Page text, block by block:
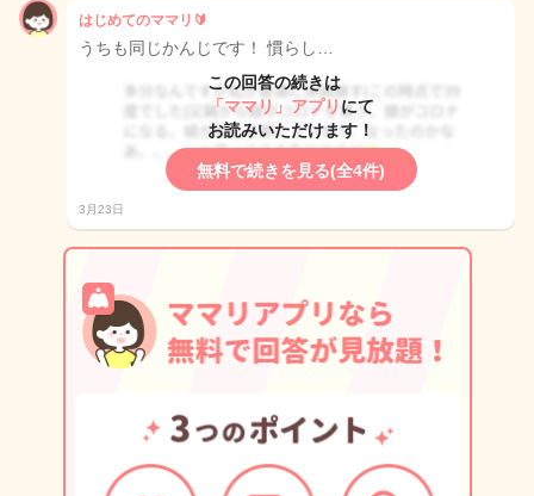
はじめてのママリ🔰
うちも同じかんじです！ 慣らし…
この回答の続きは
「ママリ」アプリ にて
お読みいただけます！
無料で続きを見る(全4件)
3月23日